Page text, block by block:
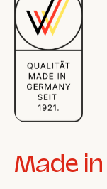
Made